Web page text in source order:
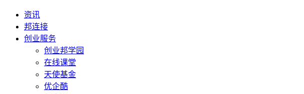
资讯
邦连接
创业服务
创业邦学园
在线课堂
天使基金
优企酷